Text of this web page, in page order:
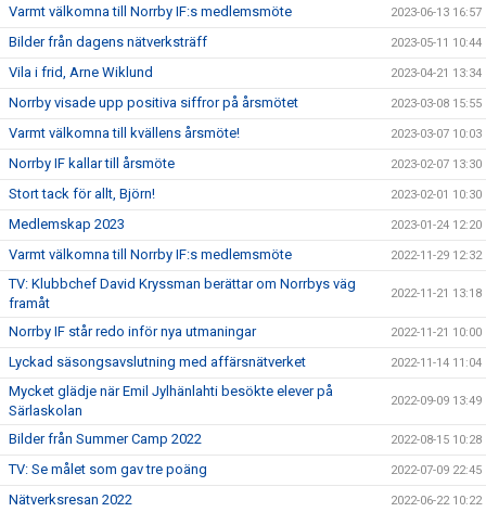
Varmt välkomna till Norrby IF:s medlemsmöte 2023-06-13 16:57
Bilder från dagens nätverksträff 2023-05-11 10:44
Vila i frid, Arne Wiklund 2023-04-21 13:34
Norrby visade upp positiva siffror på årsmötet 2023-03-08 15:55
Varmt välkomna till kvällens årsmöte! 2023-03-07 10:03
Norrby IF kallar till årsmöte 2023-02-07 13:30
Stort tack för allt, Björn! 2023-02-01 10:30
Medlemskap 2023 2023-01-24 12:20
Varmt välkomna till Norrby IF:s medlemsmöte 2022-11-29 12:32
TV: Klubbchef David Kryssman berättar om Norrbys väg
framåt
2022-11-21 13:18
Norrby IF står redo inför nya utmaningar 2022-11-21 10:00
Lyckad säsongsavslutning med affärsnätverket 2022-11-14 11:04
Mycket glädje när Emil Jylhänlahti besökte elever på
Särlaskolan
2022-09-09 13:49
Bilder från Summer Camp 2022 2022-08-15 10:28
TV: Se målet som gav tre poäng 2022-07-09 22:45
Nätverksresan 2022 2022-06-22 10:22